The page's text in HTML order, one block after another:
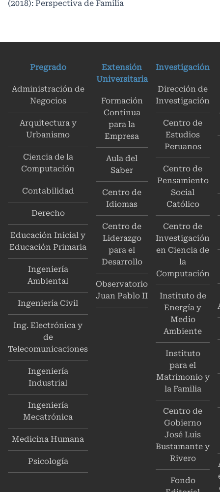
(2018): Perspectiva de Familia
Pregrado
Administración de
Negocios
Arquitectura y
Urbanismo
Ciencia de la
Computación
Contabilidad
Derecho
Educación Inicial y
Educación Primaria
Ingeniería
Ambiental
Ingeniería Civil
Ing. Electrónica y
de
Telecomunicaciones
Ingeniería
Industrial
Ingeniería
Mecatrónica
Medicina Humana
Psicología
Extensión
Universitaria
Formación
Continua
para la
Empresa
Aula del
Saber
Centro de
Idiomas
Centro de
Liderazgo
para el
Desarrollo
Observatorio
Juan Pablo II
Investigación
Dirección de
Investigación
Centro de
Estudios
Peruanos
Centro de
Pensamiento
Social
Católico
Centro de
Investigación
en Ciencia de
la
Computación
Instituto de
Energía y
Medio
Ambiente
Instituto
para el
Matrimonio y
la Familia
Centro de
Gobierno
José Luis
Bustamante y
Rivero
Fondo